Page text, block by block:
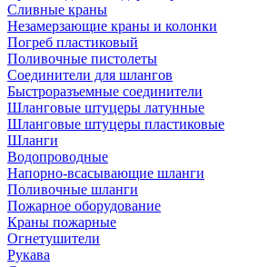
Сливные краны
Незамерзающие краны и колонки
Погреб пластиковый
Поливочные пистолеты
Соединители для шлангов
Быстроразъемные соединители
Шланговые штуцеры латунные
Шланговые штуцеры пластиковые
Шланги
Водопроводные
Напорно-всасывающие шланги
Поливочные шланги
Пожарное оборудование
Краны пожарные
Огнетушители
Рукава